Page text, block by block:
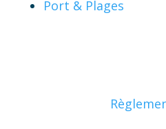
Port & Plages